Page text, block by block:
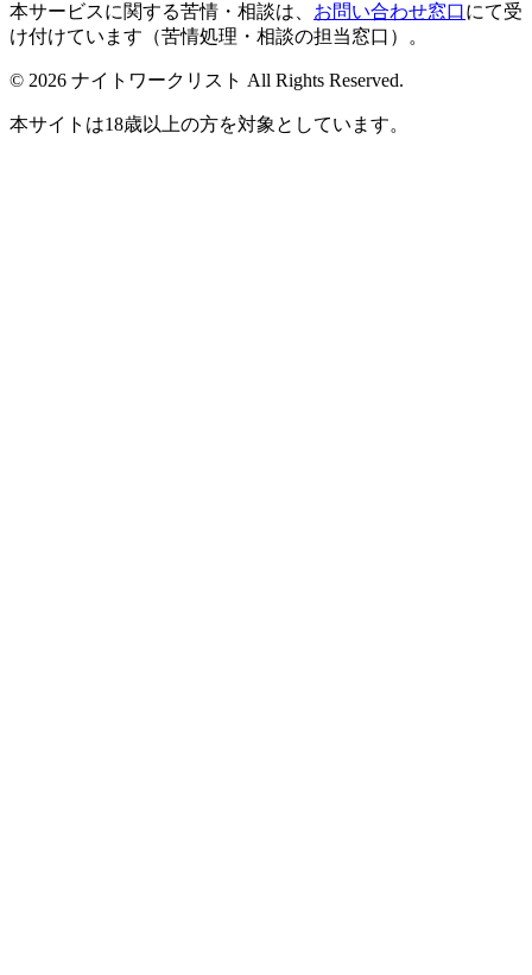
本サービスに関する苦情・相談は、 お問い合わせ窓口 にて受
け付けています（苦情処理・相談の担当窓口）。
© 2026 ナイトワークリスト All Rights Reserved.
本サイトは18歳以上の方を対象としています。